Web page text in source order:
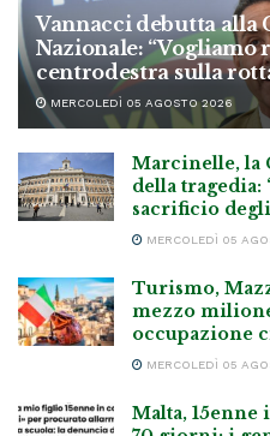
Vannacci debutta alla
Nazionale:
centrodestra sulla
MERCOLEDÌ 05 AGOSTO 2026
Marcinelle, la
della
sacrificio
MERCOLEDÌ 05
Turismo,
mezzo
occupazione
MERCOLEDÌ 05
Malta,